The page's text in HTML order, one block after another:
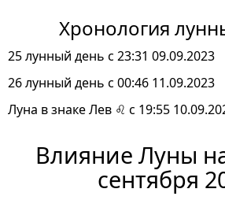
Хронология
25 лунный день с 23:31 09.09.2023
26 лунный день с 00:46 11.09.2023
Луна в знаке Лев ♌ с 19:55
Влияние Луны
сентября